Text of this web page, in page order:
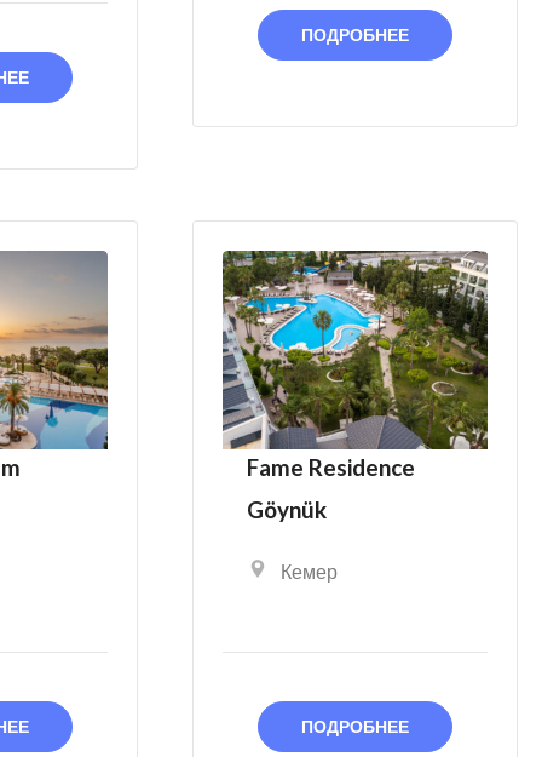
ПОДРОБНЕЕ
Fame Residence
Göynük
Кемер
ПОДРОБНЕЕ